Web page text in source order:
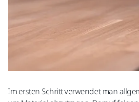
Im ersten Schritt verwendet man